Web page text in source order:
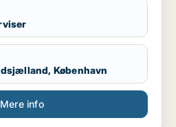
København
Mere info